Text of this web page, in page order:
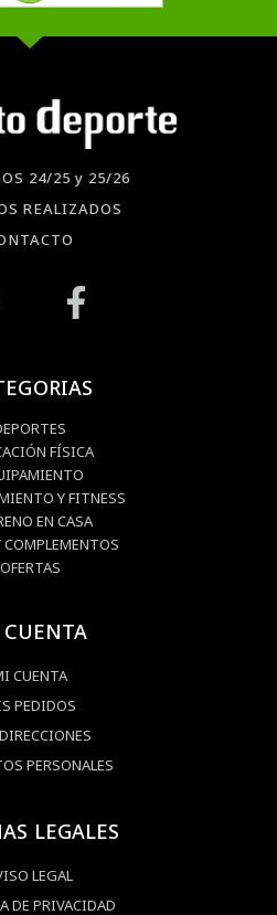
24/25 y 25/26
REALIZADOS
FÍSICA
Y FITNESS
EN CASA
OFERTAS
CUENTA
PEDIDOS
PERSONALES
LEGALES
LEGAL
DE PRIVACIDAD